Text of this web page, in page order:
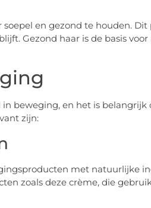
en gezond te houden.
Gezond haar is de basis
beweging, en het is
zijn:
met natuurlijke
zoals deze crème, die